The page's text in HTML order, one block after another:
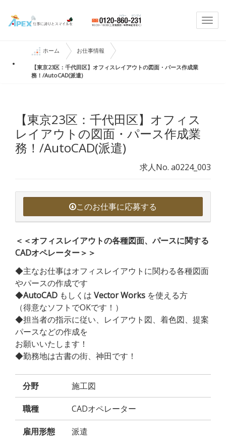
ホーム お仕事情報
【東京23区：千代田区】オフィスレイアウトの図面・パース作成業
務！/AutoCAD(派遣)
【東京23区：千代田区】オフィス
レイアウトの図面・パース作成業
務！/AutoCAD(派遣)
求人No. a0224_003
このお仕事に応募する
＜＜オフィスレイアウトの各種図面、パースに関する
CADオペレーター＞＞
◆主なお仕事はオフィスレイアウトに関わる各種図面
やパースの作成です
◆AutoCAD もしくは Vector Works を使える方
（得意なソフトでOKです！）
◆担当者の指示に従い、レイアウト図、着色図、提案
パースなどの作成を
お願いいたします！
◆勤務地は古書の街、神田です！
分野 施工図
職種 CADオペレーター
雇用形態 派遣